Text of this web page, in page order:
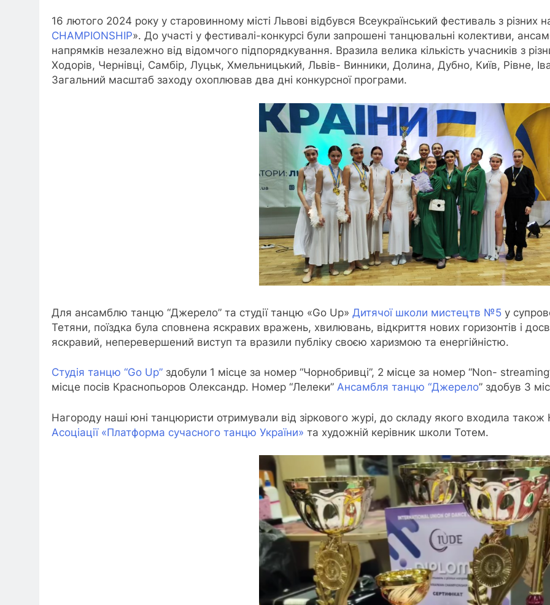
16 лютого 2024 року у старовинному місті Львові відбувся Всеукраїнський фестиваль з різних
CHAMPIONSHIP». До участі у фестивалі-конкурсі були запрошені танцювальні колективи,
напрямків незалежно від відомчого підпорядкування. Вразила велика кількість учасників з
Ходорів, Чернівці, Самбір, Луцьк, Хмельницький, Львів- Винники, Долина, Дубно, Київ, Рівне,
Загальний масштаб заходу охоплював два дні конкурсної програми.
Для ансамблю танцю “Джерело” та студії танцю «Go Up» Дитячої школи мистецтв №5 у
Тетяни, поїздка була сповнена яскравих вражень, хвилювань, відкриття нових горизонтів і
яскравий, неперевершений виступ та вразили публіку своєю харизмою та енергійністю.
Студія танцю “Go Up” здобули 1 місце за номер “Чорнобривці”, 2 місце за номер “Non-
місце посів Краснопьоров Олександр. Номер “Лелеки” Ансамбля танцю “Джерело” здобув 3
Нагороду наші юні танцюристи отримували від зіркового журі, до складу якого входила
Асоціації «Платформа сучасного танцю України» та художній керівник школи Тотем.